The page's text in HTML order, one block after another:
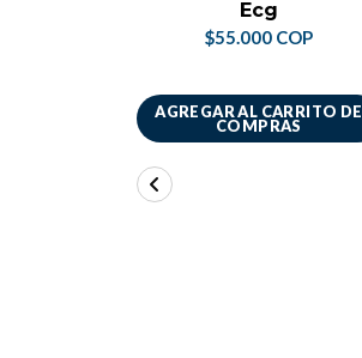
Ecg
$55.000 COP
AGREGAR AL CARRITO DE
COMPRAS